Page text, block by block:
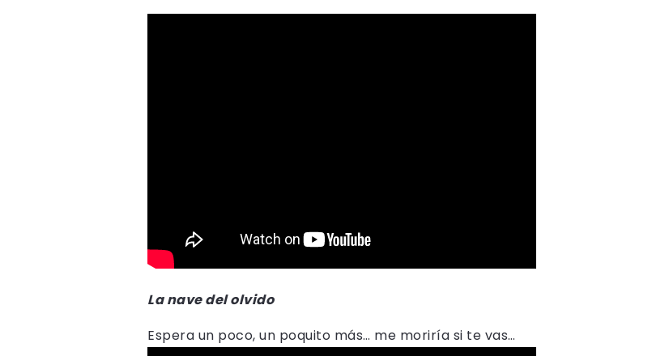
La nave del olvido
Espera un poco, un poquito más… me moriría si te vas…